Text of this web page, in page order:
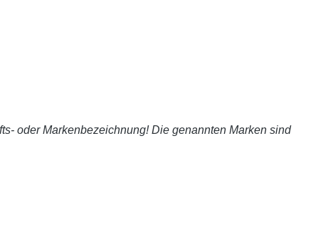
oder Markenbezeichnung! Die genannten Marken sind